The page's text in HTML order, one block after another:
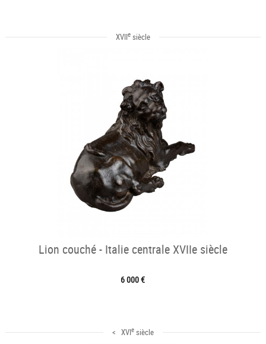
XVIIesiècle
Lion couché - Italie centrale XVIIe siècle
6 000 €
< XVIesiècle